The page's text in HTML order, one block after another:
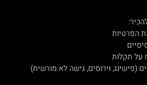
הפרטיות
על תקלות
(פישינג, וירוסים, גישה לא מורשית)